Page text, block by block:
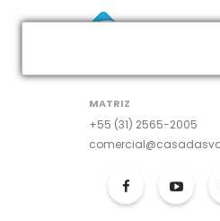
MATRIZ
+55 (31) 2565-2005